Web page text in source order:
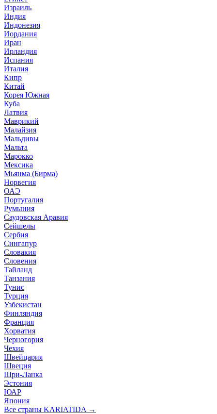
Израиль
Индия
Индонезия
Иордания
Иран
Ирландия
Испания
Италия
Кипр
Китай
Корея Южная
Куба
Латвия
Маврикий
Малайзия
Мальдивы
Мальта
Марокко
Мексика
Мьянма (Бирма)
Норвегия
ОАЭ
Португалия
Румыния
Саудовская Аравия
Сейшелы
Сербия
Сингапур
Словакия
Словения
Тайланд
Танзания
Тунис
Турция
Узбекистан
Финляндия
Франция
Хорватия
Черногория
Чехия
Швейцария
Швеция
Шри-Ланка
Эстония
ЮАР
Япония
Все страны KARIATIDA →